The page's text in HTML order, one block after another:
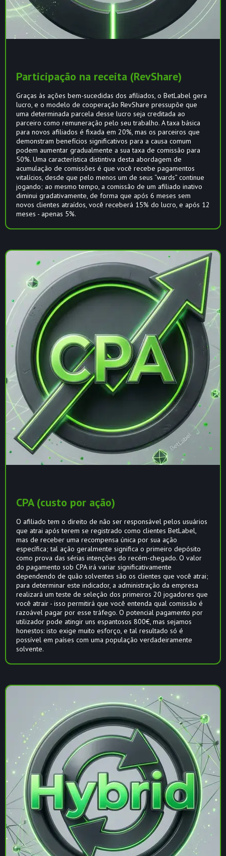
Participação na receita (RevShare)
Graças às ações bem-sucedidas dos afiliados, o BetLabel gera
lucro, e o modelo de cooperação RevShare pressupõe que
uma determinada parcela desse lucro seja creditada ao
parceiro como remuneração pelo seu trabalho. A taxa básica
para novos afiliados é fixada em 20%, mas os parceiros que
demonstram benefícios significativos para a causa comum
podem aumentar gradualmente a sua taxa de comissão para
50%. Uma característica distintiva desta abordagem de
acumulação de comissões é que você recebe pagamentos
vitalícios, desde que pelo menos um de seus “wards” continue
jogando; ao mesmo tempo, a comissão de um afiliado inativo
diminui gradativamente, de forma que após 6 meses sem
novos clientes atraídos, você receberá 15% do lucro, e após 12
meses - apenas 5%.
CPA (custo por ação)
O afiliado tem o direito de não ser responsável pelos usuários
que atrai após terem se registrado como clientes BetLabel,
mas de receber uma recompensa única por sua ação
específica; tal ação geralmente significa o primeiro depósito
como prova das sérias intenções do recém-chegado. O valor
do pagamento sob CPA irá variar significativamente
dependendo de quão solventes são os clientes que você atrai;
para determinar este indicador, a administração da empresa
realizará um teste de seleção dos primeiros 20 jogadores que
você atrair - isso permitirá que você entenda qual comissão é
razoável pagar por esse tráfego. O potencial pagamento por
utilizador pode atingir uns espantosos 800€, mas sejamos
honestos: isto exige muito esforço, e tal resultado só é
possível em países com uma população verdadeiramente
solvente.